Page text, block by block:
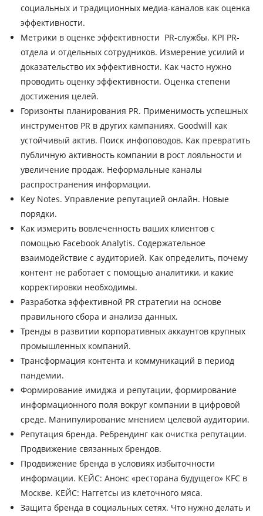
социальных и традиционных медиа-каналов как оценка
эффективности.
Метрики в оценке эффективности PR-службы. KPI PR-
отдела и отдельных сотрудников. Измерение усилий и
доказательство их эффективности. Как часто нужно
проводить оценку эффективности. Оценка степени
достижения целей.
Горизонты планирования PR. Применимость успешных
инструментов PR в других кампаниях. Goodwill как
устойчивый актив. Поиск инфоповодов. Как превратить
публичную активность компании в рост лояльности и
увеличение продаж. Неформальные каналы
распространения информации.
Key Notes. Управление репутацией онлайн. Новые
порядки.
Как измерить вовлеченность ваших клиентов с
помощью Facebook Analytis. Содержательное
взаимодействие с аудиторией. Как определить, почему
контент не работает с помощью аналитики, и какие
корректировки необходимы.
Разработка эффективной PR стратегии на основе
правильного сбора и анализа данных.
Тренды в развитии корпоративных аккаунтов крупных
промышленных компаний.
Трансформация контента и коммуникаций в период
пандемии.
Формирование имиджа и репутации, формирование
информационного поля вокруг компании в цифровой
среде. Манипулирование мнением целевой аудитории.
Репутация бренда. Ребрендинг как очистка репутации.
Продвижение связанных брендов.
Продвижение бренда в условиях избыточности
информации. КЕЙС: Анонс «ресторана будущего» KFC в
Москве. КЕЙС: Наггетсы из клеточного мяса.
Защита бренда в социальных сетях. Что нужно делать и